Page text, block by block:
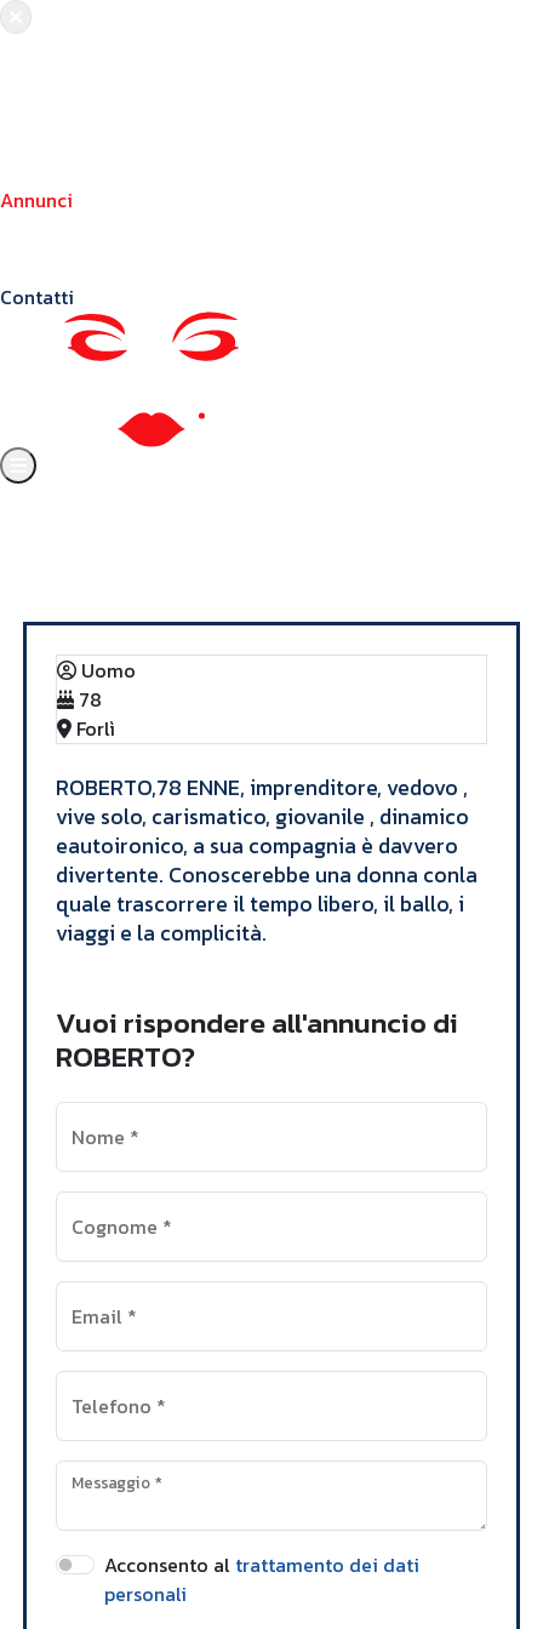
Annunci
Contatti
Annunci
Uomo
78
Forlì
ROBERTO,78 ENNE, imprenditore, vedovo ,
vive solo, carismatico, giovanile , dinamico
eautoironico, a sua compagnia è davvero
divertente. Conoscerebbe una donna conla
quale trascorrere il tempo libero, il ballo, i
viaggi e la complicità.
Vuoi rispondere all'annuncio di
ROBERTO?
Nome *
Cognome *
Email *
Telefono *
Messaggio*
Acconsento al trattamento dei dati
personali